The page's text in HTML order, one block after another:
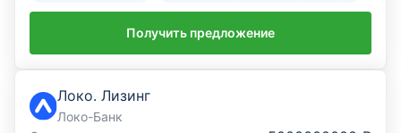
Онлайн-заявка на кредит для бизнеса
Онлайн-заявка на лизинг
Заявка на банковскую гарантию
Получить предложение
Локо. Лизинг
Локо-Банк